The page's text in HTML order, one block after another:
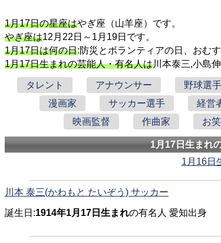
1月17日の星座はやぎ座（山羊座）です。
やぎ座は12月22日～1月19日です。
1月17日は何の日:防災とボランティアの日、おむ
1月17日生まれの芸能人・有名人は川本泰三,小島
タレント アナウンサー 野球選手
漫画家
サッカー選手 経営
映画監督
作曲家 お
1月17日生まれ
1月16日
川本 泰三(かわもと たいぞう) サッカー
誕生日:1914年1月17日生まれの有名人 愛知出身